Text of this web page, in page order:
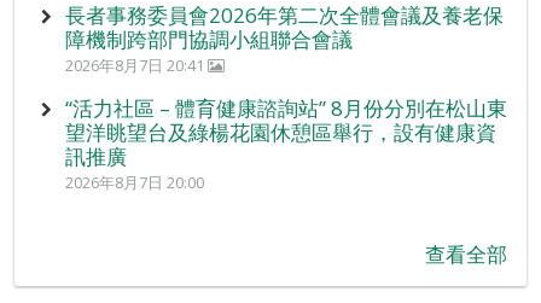
長者事務委員會2026年第二次全體會議及養老保
障機制跨部門協調小組聯合會議
2026年8月7日 20:41
“活力社區 – 體育健康諮詢站” 8月份分別在松山東
望洋眺望台及綠楊花園休憩區舉行，設有健康資
訊推廣
2026年8月7日 20:00
查看全部